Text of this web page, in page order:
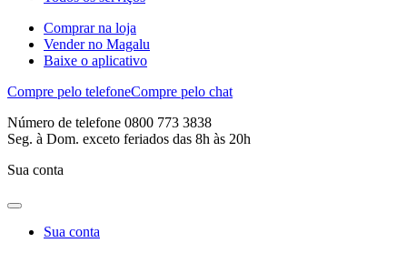
Comprar na loja
Vender no Magalu
Baixe o aplicativo
Compre pelo telefoneCompre pelo chat
Número de telefone 0800 773 3838
Seg. à Dom. exceto feriados das 8h às 20h
Sua conta
Sua conta